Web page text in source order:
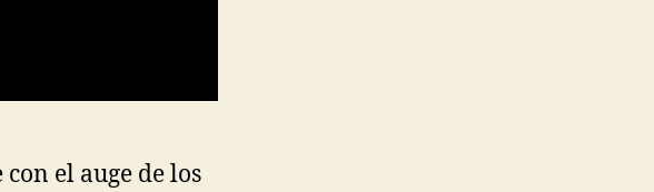
el auge de los